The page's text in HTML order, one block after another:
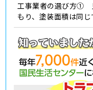
工事業者の選び方①
もり、塗装面積は同じ